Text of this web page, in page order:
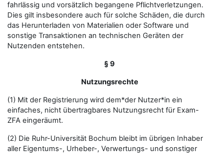
fahrlässig und vorsätzlich begangene Pflichtverletzungen.
Dies gilt insbesondere auch für solche Schäden, die durch
das Herunterladen von Materialien oder Software und
sonstige Transaktionen an technischen Geräten der
Nutzenden entstehen.
§ 9
Nutzungsrechte
(1) Mit der Registrierung wird dem*der Nutzer*in ein
einfaches, nicht übertragbares Nutzungsrecht für Exam-
ZFA eingeräumt.
(2) Die Ruhr-Universität Bochum bleibt im übrigen Inhaber
aller Eigentums-, Urheber-, Verwertungs- und sonstiger